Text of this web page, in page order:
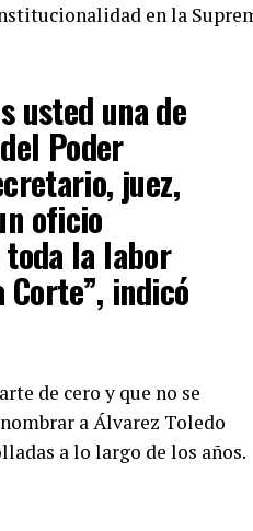
en la
usted una de
Poder
juez,
oficio
la labor
Corte”, indicó
de cero y que no se
a Álvarez Toledo
a lo largo de los años.